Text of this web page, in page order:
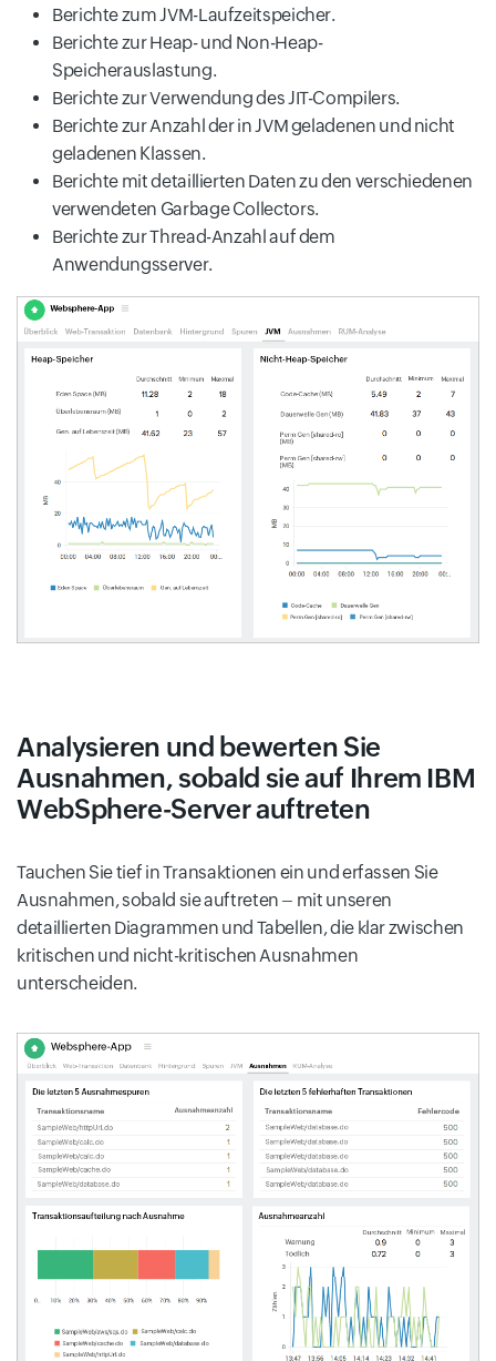
Berichte zum JVM-Laufzeitspeicher.
Berichte zur Heap- und Non-Heap-
Speicherauslastung.
Berichte zur Verwendung des JIT-Compilers.
Berichte zur Anzahl der in JVM geladenen und nicht
geladenen Klassen.
Berichte mit detaillierten Daten zu den verschiedenen
verwendeten Garbage Collectors.
Berichte zur Thread-Anzahl auf dem
Anwendungsserver.
Analysieren und bewerten Sie
Ausnahmen, sobald sie auf Ihrem IBM
WebSphere-Server auftreten
Tauchen Sie tief in Transaktionen ein und erfassen Sie
Ausnahmen, sobald sie auftreten – mit unseren
detaillierten Diagrammen und Tabellen, die klar zwischen
kritischen und nicht-kritischen Ausnahmen
unterscheiden.